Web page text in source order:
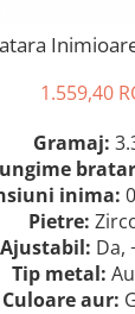
1.559,40
Gramaj:
inima:
Pietre:
Ajustabil: Da,
Tip metal:
Culoare aur: